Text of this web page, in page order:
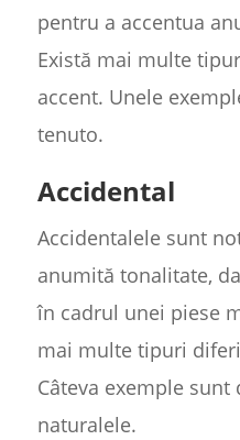
pentru a accentua
Există mai multe
accent. Unele
tenuto.
Accidental
Accidentalele sunt
anumită tonalitate,
în cadrul unei piese
mai multe tipuri
Câteva exemple
naturalele.